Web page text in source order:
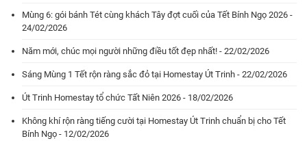
Mùng 6: gói bánh Tét cùng khách Tây đợt cuối của Tết Bính Ngọ 2026 -
24/02/2026
Năm mới, chúc mọi người những điều tốt đẹp nhất! - 22/02/2026
Sáng Mùng 1 Tết rộn ràng sắc đỏ tại Homestay Út Trinh - 22/02/2026
Út Trinh Homestay tổ chức Tất Niên 2026 - 18/02/2026
Không khí rộn ràng tiếng cười tại Homestay Út Trinh chuẩn bị cho Tết
Bính Ngọ - 12/02/2026